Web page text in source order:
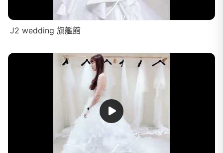
J2 wedding 旗艦館